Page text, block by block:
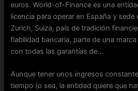
euros. World-of-Finance es una
licencia para operar en España y sede
Zurich, Suiza, país de tradición
fiabilidad bancaria, parte de una
con todas las garantías de…
Aunque tener unos ingresos
tiempo (o sea, la entidad quiere que